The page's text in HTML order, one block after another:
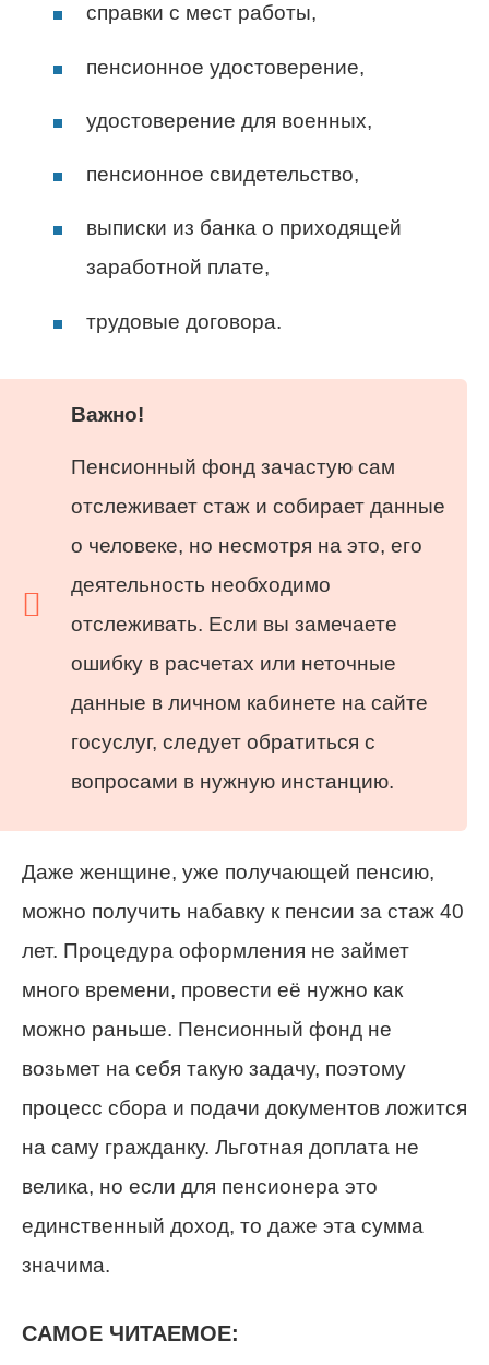
справки с мест работы,
пенсионное удостоверение,
удостоверение для военных,
пенсионное свидетельство,
выписки из банка о приходящей
заработной плате,
трудовые договора.
Важно!
Пенсионный фонд зачастую сам
отслеживает стаж и собирает данные
о человеке, но несмотря на это, его
деятельность необходимо
отслеживать. Если вы замечаете
ошибку в расчетах или неточные
данные в личном кабинете на сайте
госуслуг, следует обратиться с
вопросами в нужную инстанцию.
Даже женщине, уже получающей пенсию,
можно получить набавку к пенсии за стаж 40
лет. Процедура оформления не займет
много времени, провести её нужно как
можно раньше. Пенсионный фонд не
возьмет на себя такую задачу, поэтому
процесс сбора и подачи документов ложится
на саму гражданку. Льготная доплата не
велика, но если для пенсионера это
единственный доход, то даже эта сумма
значима.
САМОЕ ЧИТАЕМОЕ: